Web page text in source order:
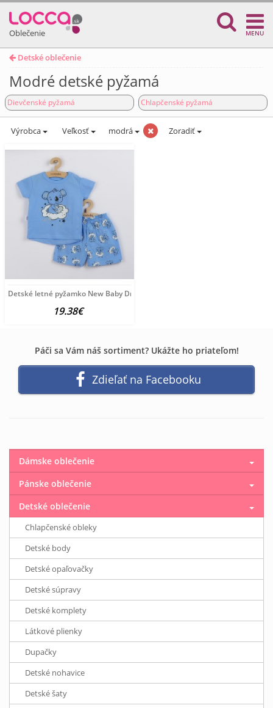
Oblečenie MENU
Detské oblečenie
Modré detské pyžamá
Dievčenské pyžamá Chlapčenské pyžamá
Výrobca Veľkosť modrá Zoradiť
Detské letné pyžamko New Baby Dream modré
19.38€
Páči sa Vám náš sortiment? Ukážte ho priateľom!
Zdieľať na Facebooku
Dámske oblečenie
Pánske oblečenie
Detské oblečenie
Chlapčenské obleky
Detské body
Detské opaľovačky
Detské súpravy
Detské komplety
Látkové plienky
Dupačky
Detské nohavice
Detské šaty